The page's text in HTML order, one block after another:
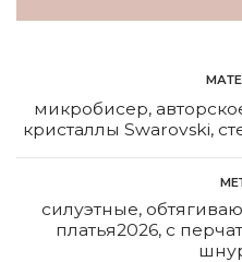
микробисер,
кристаллы Swarovski,
силуэтные,
платья2026, с